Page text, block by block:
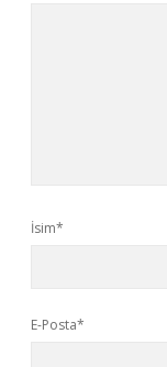
İsim*
E-Posta*